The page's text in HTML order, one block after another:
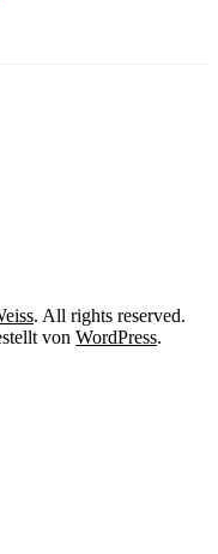
. All rights reserved.
von WordPress.